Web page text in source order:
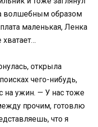
волшебным образом
маленькая, Ленка
хватает…
открыла
чего-нибудь,
на ужин. — У нас тоже
прочим, готовлю
что я